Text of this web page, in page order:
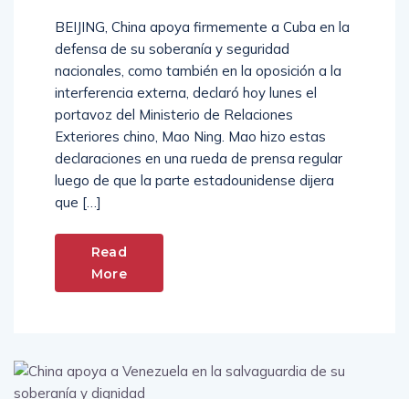
BEIJING, China apoya firmemente a Cuba en la
defensa de su soberanía y seguridad
nacionales, como también en la oposición a la
interferencia externa, declaró hoy lunes el
portavoz del Ministerio de Relaciones
Exteriores chino, Mao Ning. Mao hizo estas
declaraciones en una rueda de prensa regular
luego de que la parte estadounidense dijera
que […]
Read
More